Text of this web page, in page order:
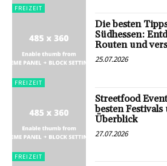
FREIZEIT
FREIZEIT
Die besten
Südhessen:
Routen und
25.07.2026
FREIZEIT
Streetfood
besten
Überblick
27.07.2026